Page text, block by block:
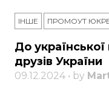
ІНШЕ ПРОМОУТ
До української
друзів України
09.12.2024 • by